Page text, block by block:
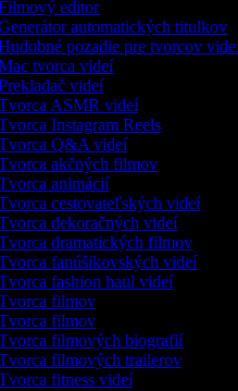
editor
automatických titulkov
pozadie pre tvorcov videí
tvorca videí
videí
ASMR videí
Instagram Reels
Q&A videí
akčných filmov
animácií
cestovateľských videí
dekoračných videí
dramatických filmov
fanúšikovských videí
fashion haul videí
filmov
filmov
filmových biografií
filmových trailerov
fitness videí